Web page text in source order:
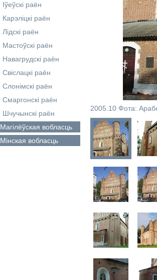
Іўеўскі раён
Карэліцкі раён
Лідскі раён
Мастоўскі раён
Навагрудскі раён
Свіслацкі раён
Слонімскі раён
Смаргонскі раён
Шчучынскі раён
Магілёўская вобласць
Мінская вобласць
2005.10 Фота: